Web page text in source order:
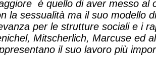
è quello di aver messo al
la sessualità ma il suo modello
per le strutture sociali e i
Mitscherlich, Marcuse ed
il suo lavoro più